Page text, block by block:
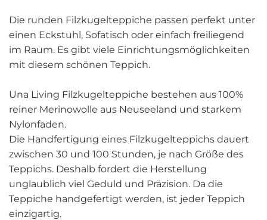
Die runden Filzkugelteppiche passen perfekt unter
einen Eckstuhl, Sofatisch oder einfach freiliegend
im Raum. Es gibt viele Einrichtungsmöglichkeiten
mit diesem schönen Teppich.
Una Living Filzkugelteppiche bestehen aus 100%
reiner Merinowolle aus Neuseeland und starkem
Nylonfaden.
Die Handfertigung eines Filzkugelteppichs dauert
zwischen 30 und 100 Stunden, je nach Größe des
Teppichs. Deshalb fordert die Herstellung
unglaublich viel Geduld und Präzision. Da die
Teppiche handgefertigt werden, ist jeder Teppich
einzigartig.